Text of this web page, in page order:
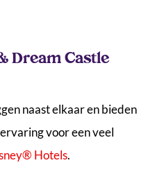
Dream Castle
naast elkaar en bieden
voor een veel
Hotels.